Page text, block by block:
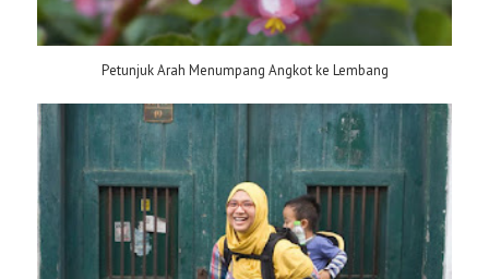
Petunjuk Arah Menumpang Angkot ke Lembang